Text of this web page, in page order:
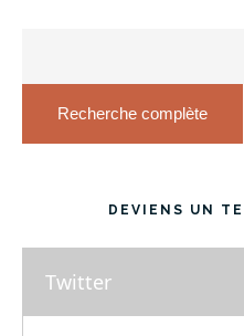
Recherche complète
DEVIENS UN
Twitter